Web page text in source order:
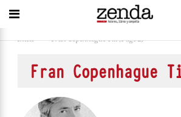
Inicio > Fran Copenhague Till(Page 2)
Fran Copenhague